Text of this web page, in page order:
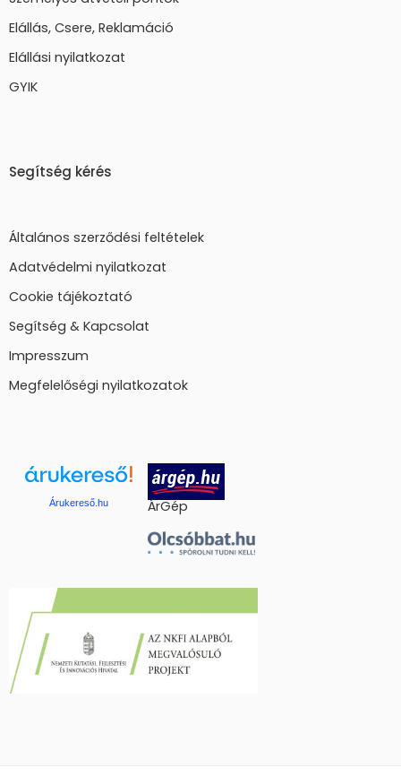
Elállás, Csere, Reklamáció
Elállási nyilatkozat
GYIK
Segítség kérés
Általános szerződési feltételek
Adatvédelmi nyilatkozat
Cookie tájékoztató
Segítség & Kapcsolat
Impresszum
Megfelelőségi nyilatkozatok
Árukereső.hu ÁrGép